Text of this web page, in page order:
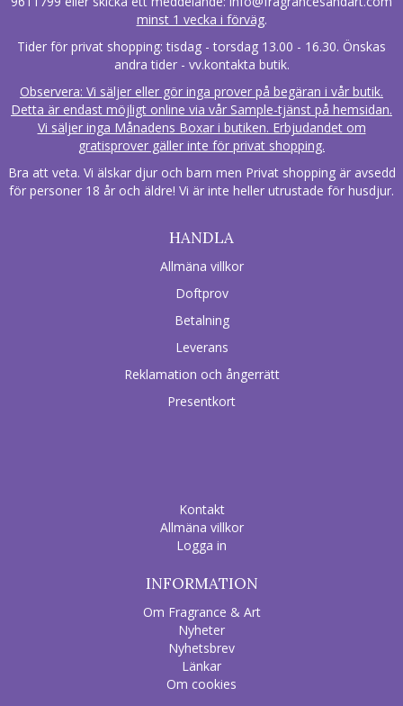
minst 1 vecka i förväg.
Tider för privat shopping: tisdag - torsdag 13.00 - 16.30. Önskas
andra tider - vv.kontakta butik.
Observera: Vi säljer eller gör inga prover på begäran i vår butik.
Detta är endast möjligt online via vår Sample-tjänst på hemsidan.
Vi säljer inga Månadens Boxar i butiken. Erbjudandet om
gratisprover gäller inte för privat shopping.
Bra att veta. Vi älskar djur och barn men Privat shopping är avsedd
för personer 18 år och äldre! Vi är inte heller utrustade för husdjur.
HANDLA
Allmäna villkor
Doftprov
Betalning
Leverans
Reklamation och ångerrätt
Presentkort
Kontakt
Allmäna villkor
Logga in
INFORMATION
Om Fragrance & Art
Nyheter
Nyhetsbrev
Länkar
Om cookies